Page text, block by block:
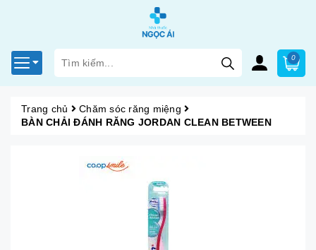
0
Trang chủ
Chăm sóc răng miệng
BÀN CHẢI ĐÁNH RĂNG JORDAN CLEAN BETWEEN